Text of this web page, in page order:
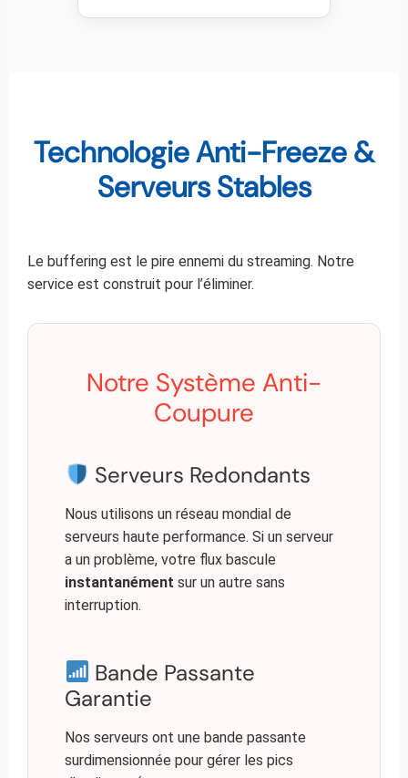
Technologie Anti-Freeze &
Serveurs Stables
Le buffering est le pire ennemi du streaming. Notre
service est construit pour l’éliminer.
Notre Système Anti-
Coupure
Serveurs Redondants
Nous utilisons un réseau mondial de
serveurs haute performance. Si un serveur
a un problème, votre flux bascule
instantanément sur un autre sans
interruption.
Bande Passante
Garantie
Nos serveurs ont une bande passante
surdimensionnée pour gérer les pics